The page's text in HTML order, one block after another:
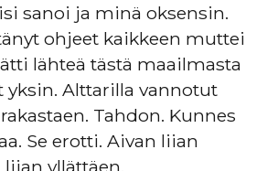
sanoi ja minä oksensin.
ohjeet kaikkeen muttei
lähteä tästä maailmasta
yksin. Alttarilla vannotut
Tahdon. Kunnes
Se erotti. Aivan liian
yllättäen.